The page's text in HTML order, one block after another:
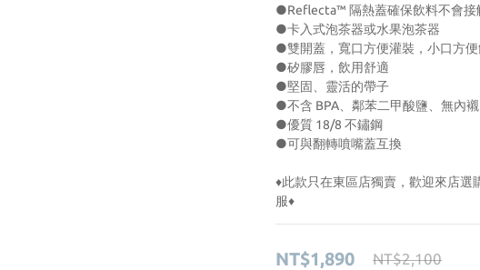
●Reflecta™ 隔熱蓋確保飲料不會接
●卡入式泡茶器或水果泡茶器
●雙開蓋，寬口方便灌裝，小口方便
●矽膠唇，飲用舒適
●堅固、靈活的帶子
●不含 BPA、鄰苯二甲酸鹽、無內襯
●優質 18/8 不鏽鋼
●可與翻轉噴嘴蓋互換
♦︎此款只在東區店獨賣，歡迎來店選
服♦︎
NT$1,890 NT$2,100